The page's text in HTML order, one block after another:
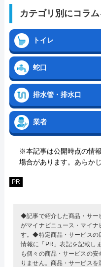
カテゴリ別にコラ
トイレ
蛇口
排水管・排水口
業者
※本記事は公開時点の情
場合があります。あらか
PR
◆記事で紹介した商品・サー
がマイナビニュース・マイナ
す。◆特定商品・サービスの
情報に「PR」表記を記載し
も個々の商品・サービスの
りません。商品・サービス